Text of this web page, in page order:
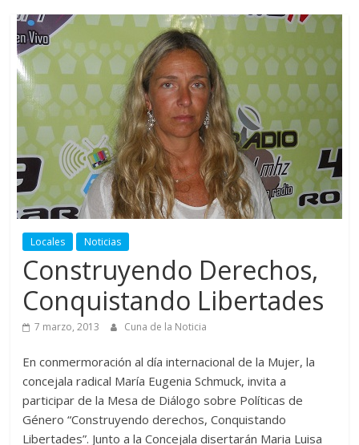
Locales Noticias
Construyendo Derechos,
Conquistando Libertades
7 marzo, 2013 Cuna de la Noticia
En conmermoración al día internacional de la Mujer, la
concejala radical María Eugenia Schmuck, invita a
participar de la Mesa de Diálogo sobre Políticas de
Género “Construyendo derechos, Conquistando
Libertades”. Junto a la Concejala disertarán Maria Luisa